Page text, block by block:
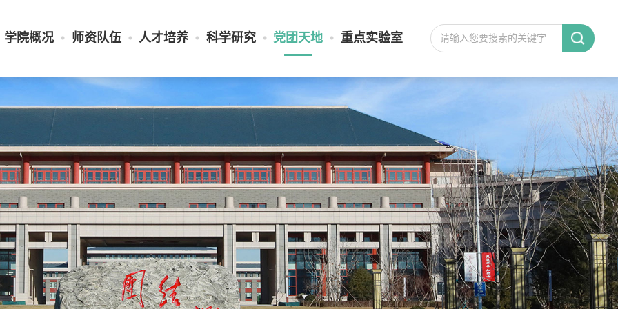
学院概况 师资队伍 人才培养 科学研究 党团天地 重点实验室